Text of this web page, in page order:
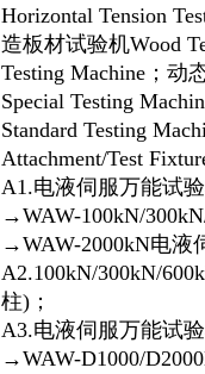
Horizontal Tension
造板材试验机Wood
Testing Machine； 动
Special Testing
Standard Testing
Attachment/Test
A1.电液伺服万能试验
→WAW-100kN/
→WAW-2000kN电液
A2.100kN/300kN/
柱)；
A3.电液伺服万能试验
→WAW-D1000/